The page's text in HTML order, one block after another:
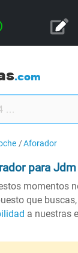
.com
Aforador
para Jdm
momentos
que
a nuestras